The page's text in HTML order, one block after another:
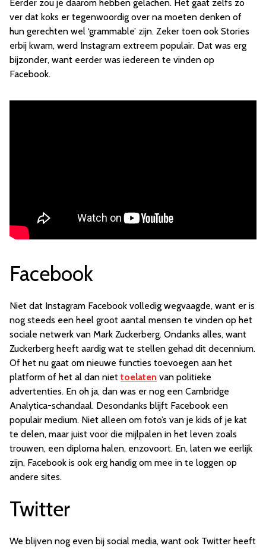
Eerder zou je daarom hebben gelachen. Het gaat zelfs zo
ver dat koks er tegenwoordig over na moeten denken of
hun gerechten wel ‘grammable’ zijn. Zeker toen ook Stories
erbij kwam, werd Instagram extreem populair. Dat was erg
bijzonder, want eerder was iedereen te vinden op
Facebook.
Facebook
Niet dat Instagram Facebook volledig wegvaagde, want er is
nog steeds een heel groot aantal mensen te vinden op het
sociale netwerk van Mark Zuckerberg. Ondanks alles, want
Zuckerberg heeft aardig wat te stellen gehad dit decennium.
Of het nu gaat om nieuwe functies toevoegen aan het
platform of het al dan niet toelaten van politieke
advertenties. En oh ja, dan was er nog een Cambridge
Analytica-schandaal. Desondanks blijft Facebook een
populair medium. Niet alleen om foto’s van je kids of je kat
te delen, maar juist voor die mijlpalen in het leven zoals
trouwen, een diploma halen, enzovoort. En, laten we eerlijk
zijn, Facebook is ook erg handig om mee in te loggen op
andere sites.
Twitter
We blijven nog even bij social media, want ook Twitter heeft